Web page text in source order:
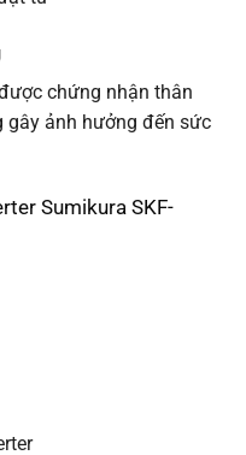
chứng nhận thân
gây ảnh hưởng đến sức
Sumikura SKF-